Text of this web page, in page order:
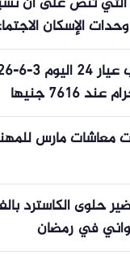
الإسكان
للمسؤولين
العموميين مناسبة.
7616 جنيها
معاشات مارس
حلوى الكاسترد
في رمضان